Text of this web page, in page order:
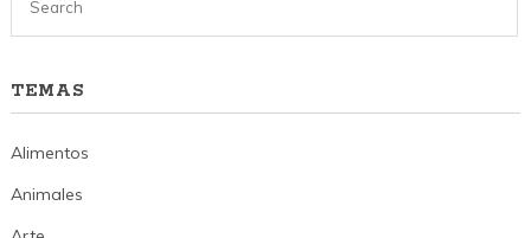
TEMAS
Alimentos
Animales